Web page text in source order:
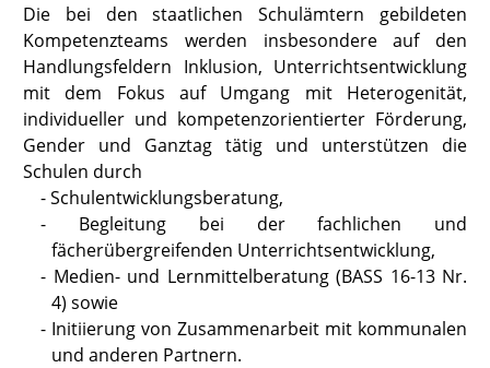
Die bei den staatlichen Schulämtern gebildeten
Kompetenzteams werden insbesondere auf den
Handlungsfeldern Inklusion, Unterrichtsentwicklung
mit dem Fokus auf Umgang mit Heterogenität,
individueller und kompetenzorientierter Förderung,
Gender und Ganztag tätig und unterstützen die
Schulen durch
-Schulentwicklungsberatung,
- Begleitung bei der fachlichen und
fächerübergreifenden Unterrichtsentwicklung,
- Medien- und Lernmittelberatung(BASS 16-13 Nr.
4) sowie
- Initiierung von Zusammenarbeit mit kommunalen
und anderen Partnern.